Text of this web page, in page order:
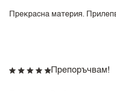
Прекрасна материя.
Препоръчвам!